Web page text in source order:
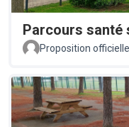
Parcours santé
Proposition officielle